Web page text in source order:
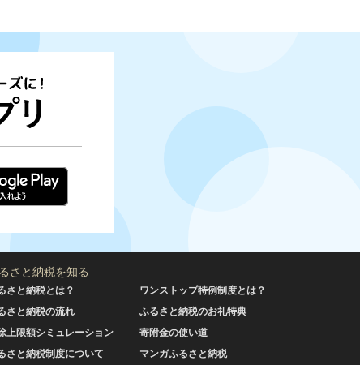
さと納税を知る
さと納税とは？
さと納税の流れ
上限額シミュレーション
さと納税制度について
ワンストップ特例制度とは？
ふるさと納税のお礼特典
寄附金の使い道
マンガふるさと納税